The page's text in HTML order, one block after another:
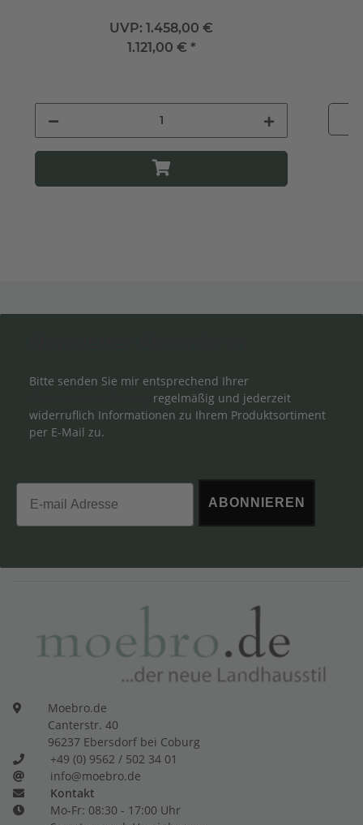
UVP: 1.458,00 €
1.121,00 € *
Bitte senden Sie mir entsprechend Ihrer
regelmäßig und jederzeit
widerruflich Informationen zu Ihrem Produktsortiment
per E-Mail zu.
Email
ABONNIEREN
Moebro.de
Canterstr. 40
96237 Ebersdorf bei Coburg
+49 (0) 9562 / 502 34 01
info@moebro.de
Kontakt
Mo-Fr: 08:30 - 17:00 Uhr